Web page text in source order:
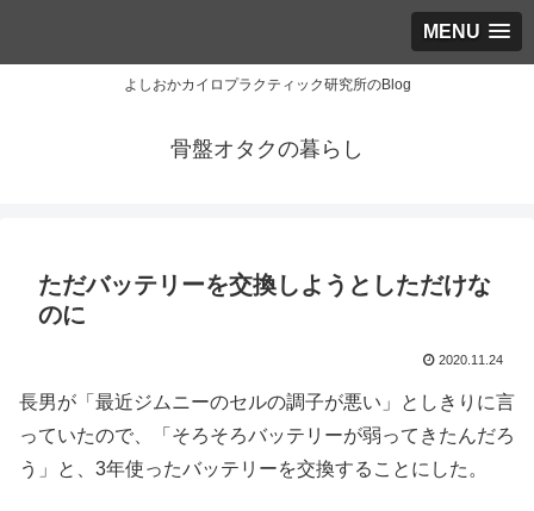
MENU
よしおかカイロプラクティック研究所のBlog
骨盤オタクの暮らし
ただバッテリーを交換しようとしただけな
のに
2020.11.24
長男が「最近ジムニーのセルの調子が悪い」としきりに言
っていたので、「そろそろバッテリーが弱ってきたんだろ
う」と、3年使ったバッテリーを交換することにした。